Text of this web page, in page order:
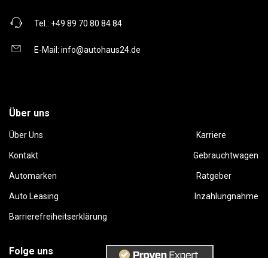
Tel.: +49 89 70 80 84 84
E-Mail: info@autohaus24.de
Über uns
Über Uns Karriere
Kontakt Gebrauchtwagen
Automarken Ratgeber
Auto Leasing Inzahlungnahme
Barrierefreiheitserklärung
Folge uns